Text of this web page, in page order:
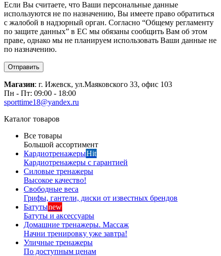
Если Вы считаете, что Ваши персональные данные
используются не по назначению, Вы имеете право обратиться
с жалобой в надзорный орган. Согласно “Общему регламенту
по защите данных” в ЕС мы обязаны сообщить Вам об этом
праве, однако мы не планируем использовать Ваши данные не
по назначению.
Отправить
Магазин: г. Ижевск, ул.Маяковского 33, офис 103
Пн - Пт: 09:00 - 18:00
sporttime18@yandex.ru
Каталог товаров
Все товары
Большой ассортимент
КардиотренажерыHit
Кардиотренажеры с гарантией
Силовые тренажеры
Высокое качество!
Свободные веса
Грифы, гантели, диски от известных брендов
Батутыnew
Батуты и аксессуары
Домашние тренажеры. Массаж
Начни тренировку уже завтра!
Уличные тренажеры
По доступным ценам